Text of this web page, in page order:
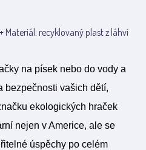
Materiál: recyklovaný plast z láhví
na písek nebo do vody a
bezpečnosti vašich dětí,
ekologických hraček
nejen v Americe, ale se
úspěchy po celém